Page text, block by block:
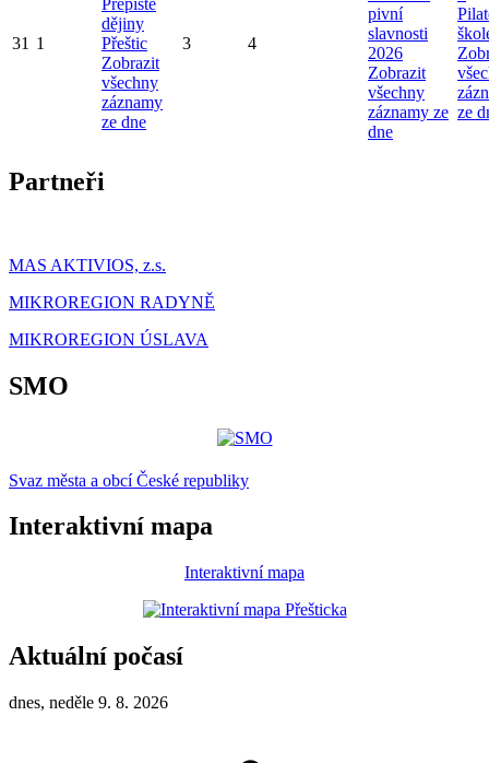
31 1
Přepište
dějiny
Přeštic
Zobrazit
všechny
záznamy
ze dne
3 4
pivní
slavnosti
2026
Zobrazit
všechny
záznamy ze
dne
ze
Partneři
MAS AKTIVIOS, z.s.
MIKROREGION RADYNĚ
MIKROREGION ÚSLAVA
SMO
Svaz města a obcí České republiky
Interaktivní mapa
Interaktivní mapa
Aktuální počasí
dnes, neděle 9. 8. 2026